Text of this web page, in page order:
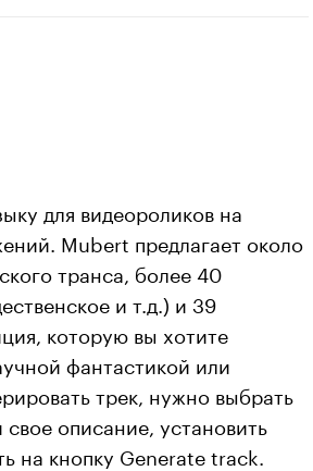
для видеороликов на
Mubert предлагает около
транса, более 40
и т.д.) и 39
которую вы хотите
фантастикой или
трек, нужно выбрать
свое описание, установить
на кнопку Generate track.